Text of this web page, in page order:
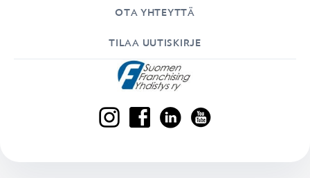
OTA YHTEYTTÄ
TILAA UUTISKIRJE